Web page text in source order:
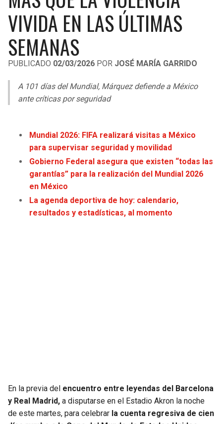
LIGA DE EXPANSIÓN MX
LEAGUES CUP
UEFA EUROPA LEAGUE
UEFA CONFERENCE LEAGUE
MLS
COPA SUDAMERICANA
VIVIDA EN LAS ÚLTIMAS
SEMANAS
PUBLICADO 02/03/2026 POR JOSÉ MARÍA GARRIDO
A 101 días del Mundial, Márquez defiende a México
ante críticas por seguridad
Mundial 2026: FIFA realizará visitas a México
para supervisar seguridad y movilidad
Gobierno Federal asegura que existen “todas las
garantías” para la realización del Mundial 2026
en México
La agenda deportiva de hoy: calendario,
resultados y estadísticas, al momento
En la previa del encuentro entre leyendas del Barcelona
y Real Madrid, a disputarse en el Estadio Akron la noche
de este martes, para celebrar la cuenta regresiva de cien